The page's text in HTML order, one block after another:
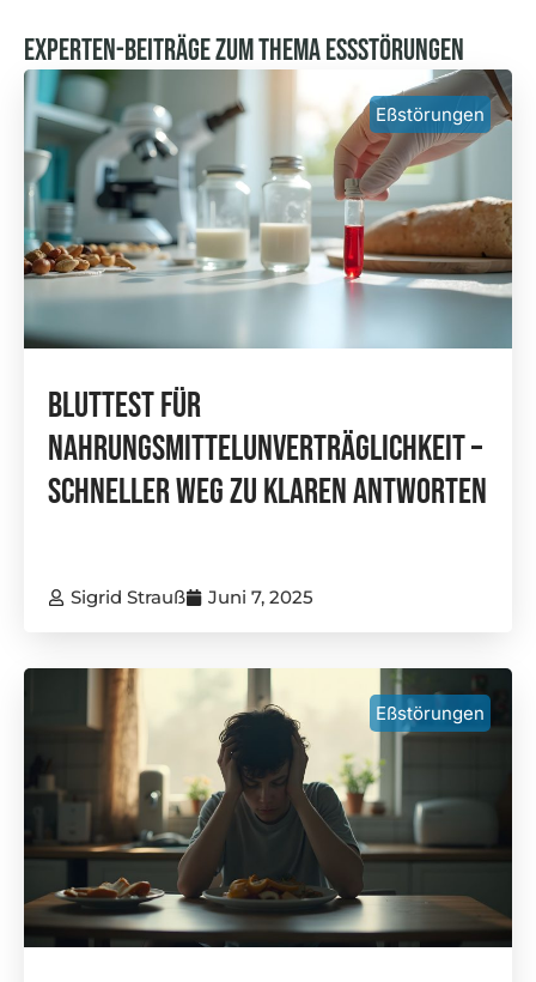
Experten-Beiträge Zum Thema Essstörungen
Eßstörungen
Bluttest Für
Nahrungsmittelunverträglichkeit –
Schneller Weg Zu Klaren Antworten
Sigrid Strauß Juni 7, 2025
Eßstörungen